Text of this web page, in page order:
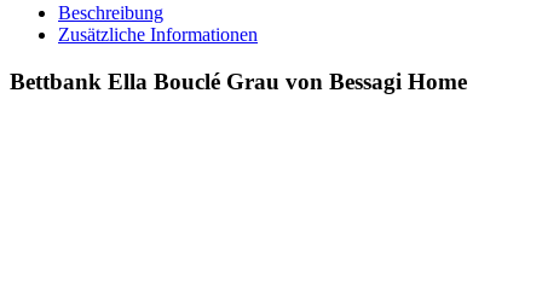
Beschreibung
Zusätzliche Informationen
Bettbank Ella Bouclé Grau von Bessagi Home